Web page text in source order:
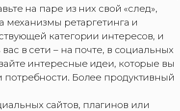
на паре из них свой «след»,
механизмы ретаргетинга и
категории интересов, и
в сети – на почте, в социальных
интересные идеи, которые вы
потребности. Более продуктивный
сайтов, плагинов или